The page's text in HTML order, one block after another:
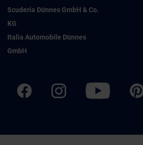
Scuderia Dünnes GmbH & Co.
KG
Italia Automobile Dünnes
GmbH